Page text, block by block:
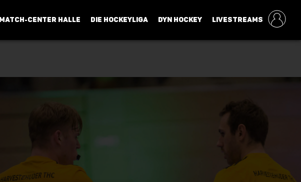
MATCH-CENTER HALLE DIE HOCKEYLIGA DYN HOCKEY LIVESTREAMS